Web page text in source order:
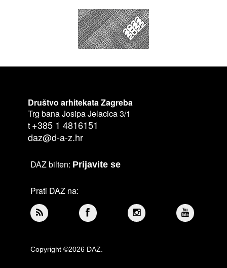
Društvo arhitekata Zagreba
Trg bana Josipa Jelacica 3/1
t +385 1 4816151
daz@d-a-z.hr
DAZ bilten: Prijavite se
Prati DAZ na:
Copyright ©2026 DAZ.